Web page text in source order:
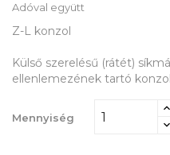
Adóval együtt
Z-L konzol
Külső szerelésű (rátét)
ellenlemezének tartó
Mennyiség